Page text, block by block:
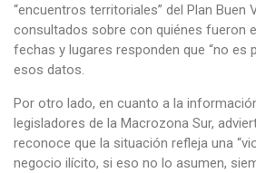
“encuentros territoriales” del Plan Buen
consultados sobre con quiénes fueron
fechas y lugares responden que “no es
esos datos.
Por otro lado, en cuanto a la
legisladores de la Macrozona Sur,
reconoce que la situación refleja una
negocio ilícito, si eso no lo asumen,